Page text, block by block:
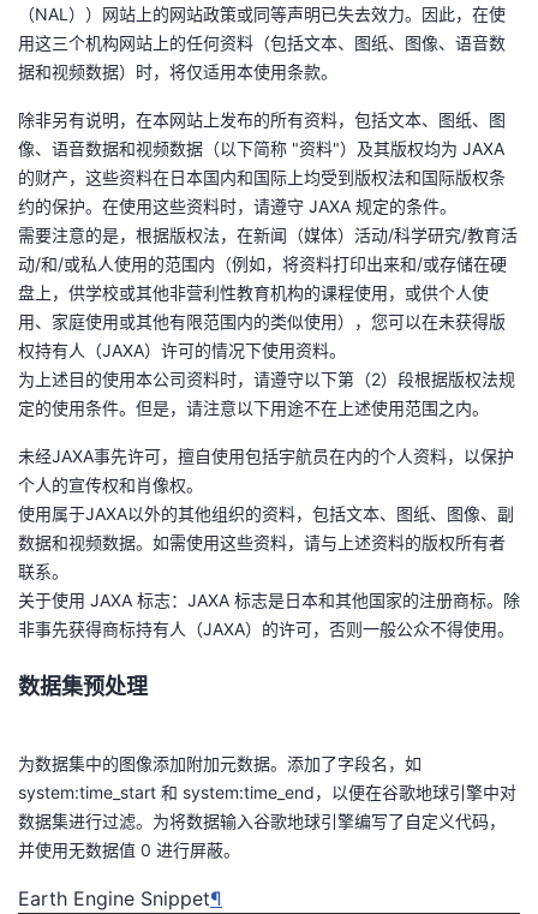
（NAL））网站上的网站政策或同等声明已失去效力。因此，在使
用这三个机构网站上的任何资料（包括文本、图纸、图像、语音数
据和视频数据）时，将仅适用本使用条款。
除非另有说明，在本网站上发布的所有资料，包括文本、图纸、图
像、语音数据和视频数据（以下简称 "资料"）及其版权均为 JAXA
的财产，这些资料在日本国内和国际上均受到版权法和国际版权条
约的保护。在使用这些资料时，请遵守 JAXA 规定的条件。
需要注意的是，根据版权法，在新闻（媒体）活动/科学研究/教育活
动/和/或私人使用的范围内（例如，将资料打印出来和/或存储在硬
盘上，供学校或其他非营利性教育机构的课程使用，或供个人使
用、家庭使用或其他有限范围内的类似使用），您可以在未获得版
权持有人（JAXA）许可的情况下使用资料。
为上述目的使用本公司资料时，请遵守以下第（2）段根据版权法规
定的使用条件。但是，请注意以下用途不在上述使用范围之内。
未经JAXA事先许可，擅自使用包括宇航员在内的个人资料，以保护
个人的宣传权和肖像权。
使用属于JAXA以外的其他组织的资料，包括文本、图纸、图像、副
数据和视频数据。如需使用这些资料，请与上述资料的版权所有者
联系。
关于使用 JAXA 标志：JAXA 标志是日本和其他国家的注册商标。除
非事先获得商标持有人（JAXA）的许可，否则一般公众不得使用。
数据集预处理
为数据集中的图像添加附加元数据。添加了字段名，如
system:time_start 和 system:time_end，以便在谷歌地球引擎中对
数据集进行过滤。为将数据输入谷歌地球引擎编写了自定义代码，
并使用无数据值 0 进行屏蔽。
Earth Engine Snippet¶